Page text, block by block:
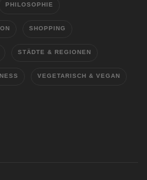
PHILOSOPHIE
SHOPPING
STÄDTE & REGIONEN
VEGETARISCH & VEGAN